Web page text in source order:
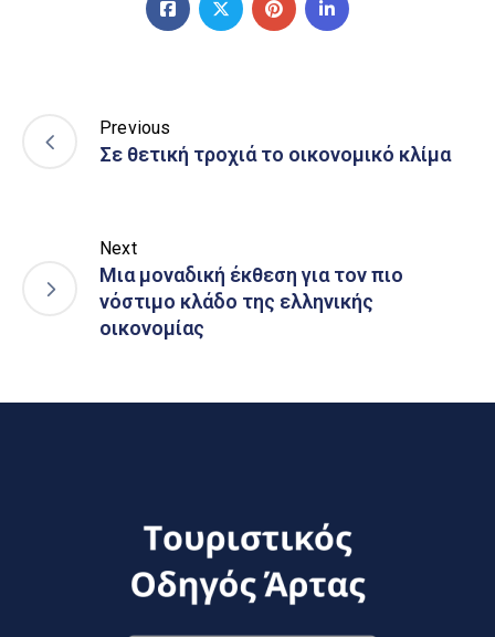
Previous
Σε θετική τροχιά το οικονομικό κλίμα
Next
Μια μοναδική έκθεση για τον πιο
νόστιμο κλάδο της ελληνικής
οικονομίας